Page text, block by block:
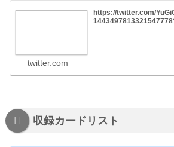
https://twitter.com/
twitter.com
収録カードリスト